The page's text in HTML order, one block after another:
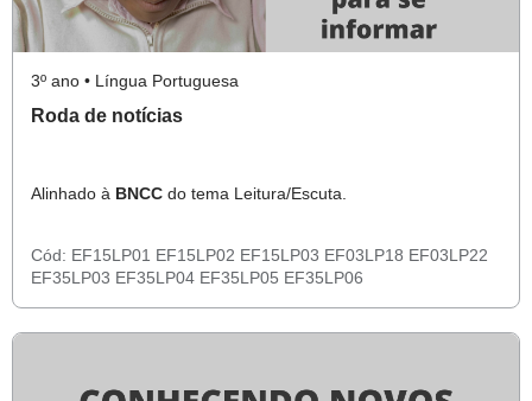
3º ano • Língua Portuguesa
Roda de notícias
Alinhado à BNCC do tema Leitura/Escuta.
Cód: EF15LP01 EF15LP02 EF15LP03 EF03LP18 EF03LP22
EF35LP03 EF35LP04 EF35LP05 EF35LP06